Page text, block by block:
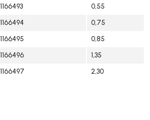
1166493
0,55
1166494
0,75
1166495
0,85
1166496
1,35
1166497 2,30